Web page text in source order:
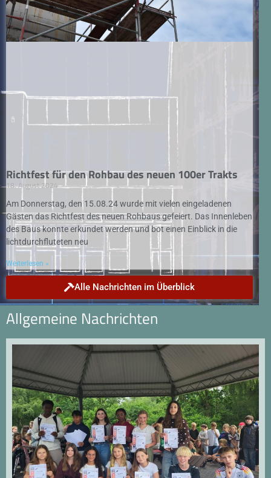
Richtfest für den Rohbau des neuen 100er Trakts
18. August 2024
Am Donnerstag, den 15.08.24 wurde mit vielen eingeladenen
Gästen das Richtfest des neuen Rohbaus gefeiert. Das Innenleben
des Baus konnte erkundet werden und bot einen Einblick in die
lichtdurchfluteten neu
Weiterlesen »
Alle Nachrichten im Überblick
Allgemeine Nachrichten